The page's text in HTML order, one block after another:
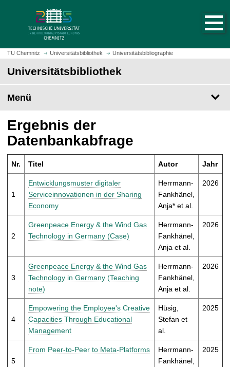
z
m
t
e
i
t
u
f
u
f
n
TU Chemnitz Universitätsbibliothek Universitätsbibliographie
Universitätsbibliothek
Menü
Ergebnis der
Datenbankabfrage
Nr. Titel Autor Jahr
1
Entwicklungsmuster digitaler
Serviceinnovationen in der Sharing
Economy
Herrmann-
Fankhänel,
Anja* et al.
2026
2
Greenpeace Energy & the Wind Gas
Technology in Germany (Case)
Herrmann-
Fankhänel,
Anja et al.
2026
3
Greenpeace Energy & the Wind Gas
Technology in Germany (Teaching
note)
Herrmann-
Fankhänel,
Anja et al.
2026
4
Empowering the Employee's Creative
Capacities Through Educational
Management
Hüsig,
Stefan et
al.
2025
5
From Peer-to-Peer to Meta-Platforms
Herrmann-
Fankhänel,
2025